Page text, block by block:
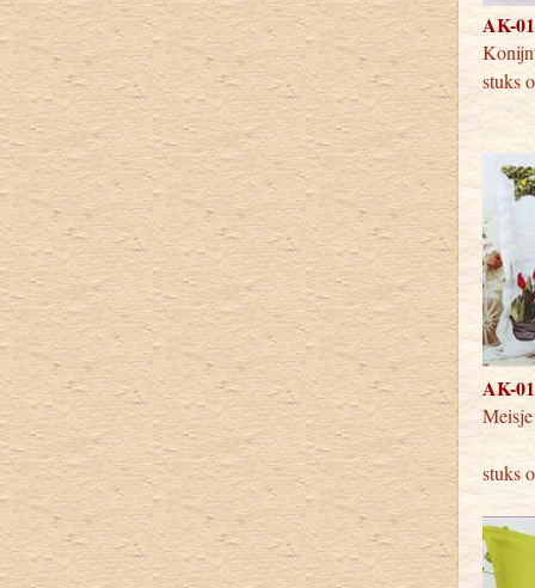
AK-
stuks
AK-
stuks